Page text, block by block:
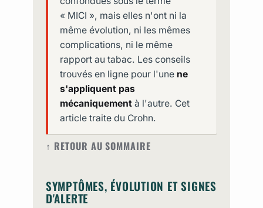
« MICI », mais elles n'ont ni la
même évolution, ni les mêmes
complications, ni le même
rapport au tabac. Les conseils
trouvés en ligne pour l'une ne
s'appliquent pas
mécaniquementà l'autre. Cet
article traite du Crohn.
↑ RETOUR AU SOMMAIRE
SYMPTÔMES, ÉVOLUTION ET SIGNES
D'ALERTE